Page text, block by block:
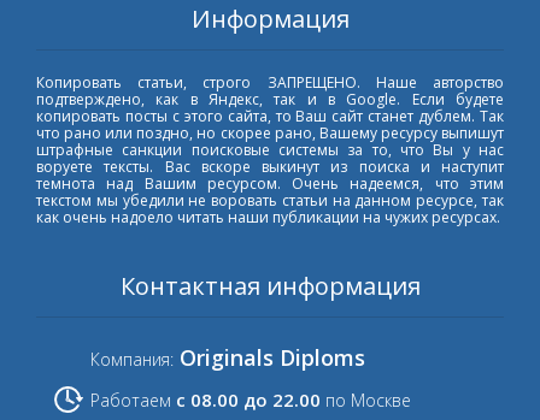
Информация
Копировать статьи, строго ЗАПРЕЩЕНО. Наше авторство
подтверждено, как в Яндекс, так и в Google. Если будете
копировать посты с этого сайта, то Ваш сайт станет дублем. Так
что рано или поздно, но скорее рано, Вашему ресурсу выпишут
штрафные санкции поисковые системы за то, что Вы у нас
воруете тексты. Вас вскоре выкинут из поиска и наступит
темнота над Вашим ресурсом. Очень надеемся, что этим
текстом мы убедили не воровать статьи на данном ресурсе, так
как очень надоело читать наши публикации на чужих ресурсах.
Контактная информация
Компания: Originals Diploms
Работаем с 08.00 до 22.00 по Москве